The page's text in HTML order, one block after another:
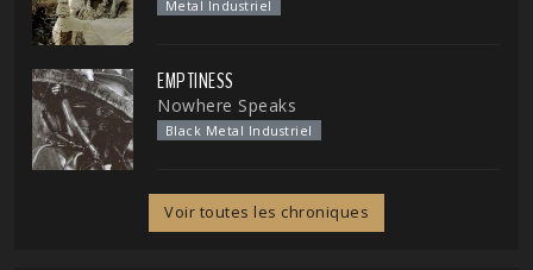
Metal Industriel
EMPTINESS
Nowhere Speaks
Black Metal Industriel
Voir toutes les chroniques